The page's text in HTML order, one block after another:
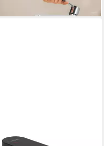
lieferbar - in 2-3 Werktagen bei dir
HANSGROHE